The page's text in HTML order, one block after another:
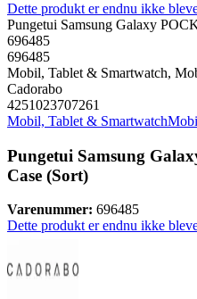
Dette produkt er endnu ikke
Pungetui Samsung Galaxy
696485
696485
Mobil, Tablet & Smartwatch,
Cadorabo
4251023707261
Mobil, Tablet & Smartwatch
Pungetui Samsung
Case (Sort)
Varenummer: 696485
Dette produkt er endnu ikke